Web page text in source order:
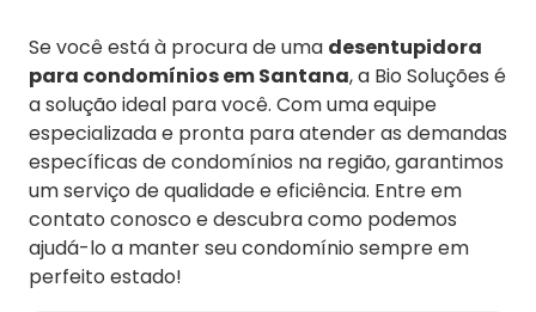
Se você está à procura de uma desentupidora
para condomínios em Santana, a Bio Soluções é
a solução ideal para você. Com uma equipe
especializada e pronta para atender as demandas
específicas de condomínios na região, garantimos
um serviço de qualidade e eficiência. Entre em
contato conosco e descubra como podemos
ajudá-lo a manter seu condomínio sempre em
perfeito estado!